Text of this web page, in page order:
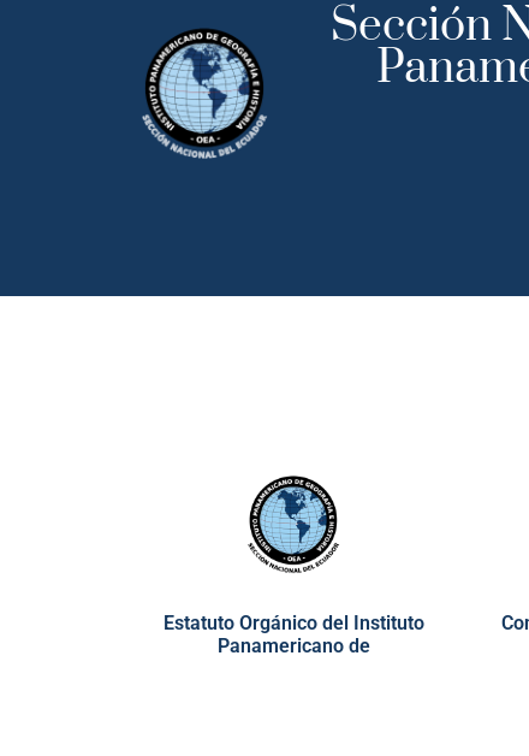
Sección
Estatuto Orgánico del Instituto
Panamericano de